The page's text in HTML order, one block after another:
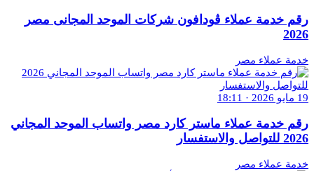
رقم خدمة عملاء ڤودافون شركات الموحد المجانى مصر
2026
خدمة عملاء مصر
19 مايو 2026 · 18:11
رقم خدمة عملاء ماستر كارد مصر واتساب الموحد المجاني
2026 للتواصل والاستفسار
خدمة عملاء مصر